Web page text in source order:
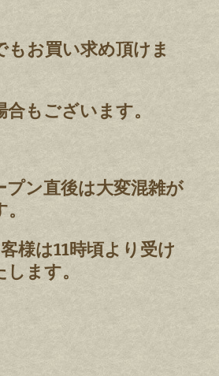
もお買い求め頂けま
もございます。
プン直後は大変混雑が
様は11時頃より受け
ます。